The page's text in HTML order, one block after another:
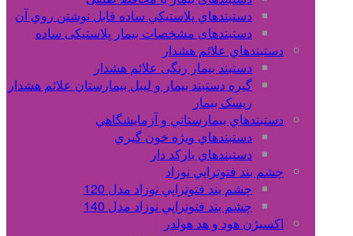
دستبندهاي پلاستيکي ساده قابل نوشتن روي آن
دستبندهای مشخصات بیمار پلاستیکی ساده
دستبندهاي علائم هشدار
دستبند بیمار رنگی علائم هشدار
گیره دستبند بیمار و لیبل بیمارستان علائم هشدار
ریسک بیمار
دستبندهاي بيمارستاني و آزمايشگاهي
دستبندهاي ويژه خون گيري
دستبندهاي بارکد دار
چشم بند فتوتراپي نوزاد
چشم بند فتوتراپي نوزاد مدل 120
چشم بند فتوتراپي نوزاد مدل 140
اکسیژن هود و هد هولدر